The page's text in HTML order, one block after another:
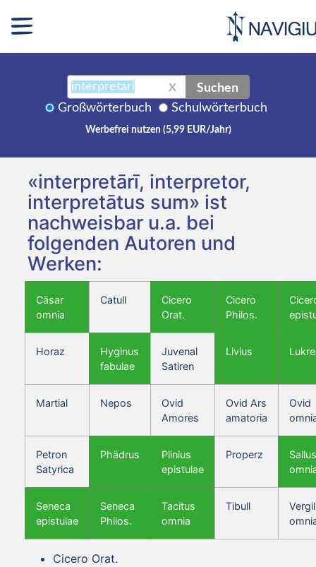
X Suchen
Großwörterbuch Schulwörterbuch
Werbefrei nutzen (5,99 EUR/Jahr)
«interpretārī, interpretor,
interpretātus sum» ist
nachweisbar u.a. bei
folgenden Autoren und
Werken:
Cäsar
omnia
Catull
Cicero
Orat.
Cicero
Philos.
Horaz
Hyginus
fabulae
Juvenal
Satiren
Livius
Martial Nepos
Ovid
Amores
Ovid Ars
amatoria
Ovid
Petron
Satyrica
Phädrus
Plinius
epistulae
Properz
Seneca
epistulae
Seneca
Philos.
Tacitus
omnia
Tibull
Vergil
Cicero Orat.